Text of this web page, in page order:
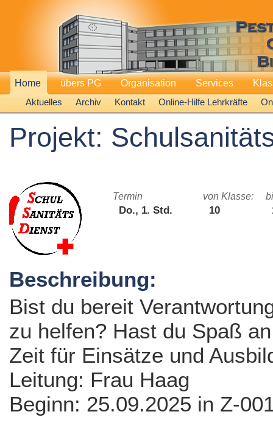
Home
Aktuelles
Archiv Kontakt Online-Hilfe Lehrkräfte
übers PG Organisation Services
Projekt:
Termin
Do., 1. Std.
von Klasse:
10
Beschreibung:
Bist du bereit
zu helfen? Hast du Spaß
Zeit für Einsätze und
Leitung: Frau Haag
Beginn: 25.09.2025 in Z-